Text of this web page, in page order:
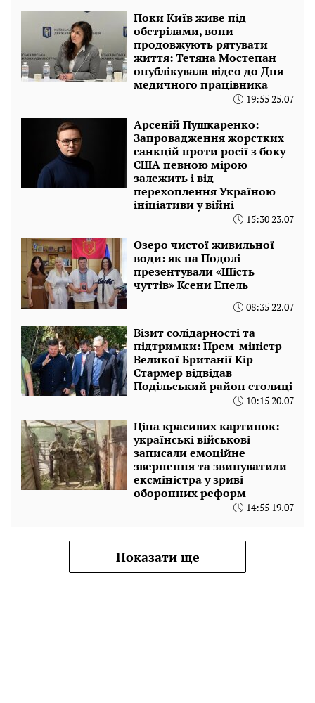
Поки Київ живе під
обстрілами, вони
продовжують рятувати
життя: Тетяна Мостепан
опублікувала відео до Дня
медичного працівника
19:55 25.07
Арсеній Пушкаренко:
Запровадження жорстких
санкцій проти росії з боку
США певною мірою
залежить і від
перехоплення Україною
ініціативи у війні
15:30 23.07
Озеро чистої живильної
води: як на Подолі
презентували «Шість
чуттів» Ксени Епель
08:35 22.07
Візит солідарності та
підтримки: Прем-міністр
Великої Британії Кір
Стармер відвідав
Подільський район столиці
10:15 20.07
Ціна красивих картинок:
українські військові
записали емоційне
звернення та звинуватили
ексміністра у зриві
оборонних реформ
14:55 19.07
Показати ще